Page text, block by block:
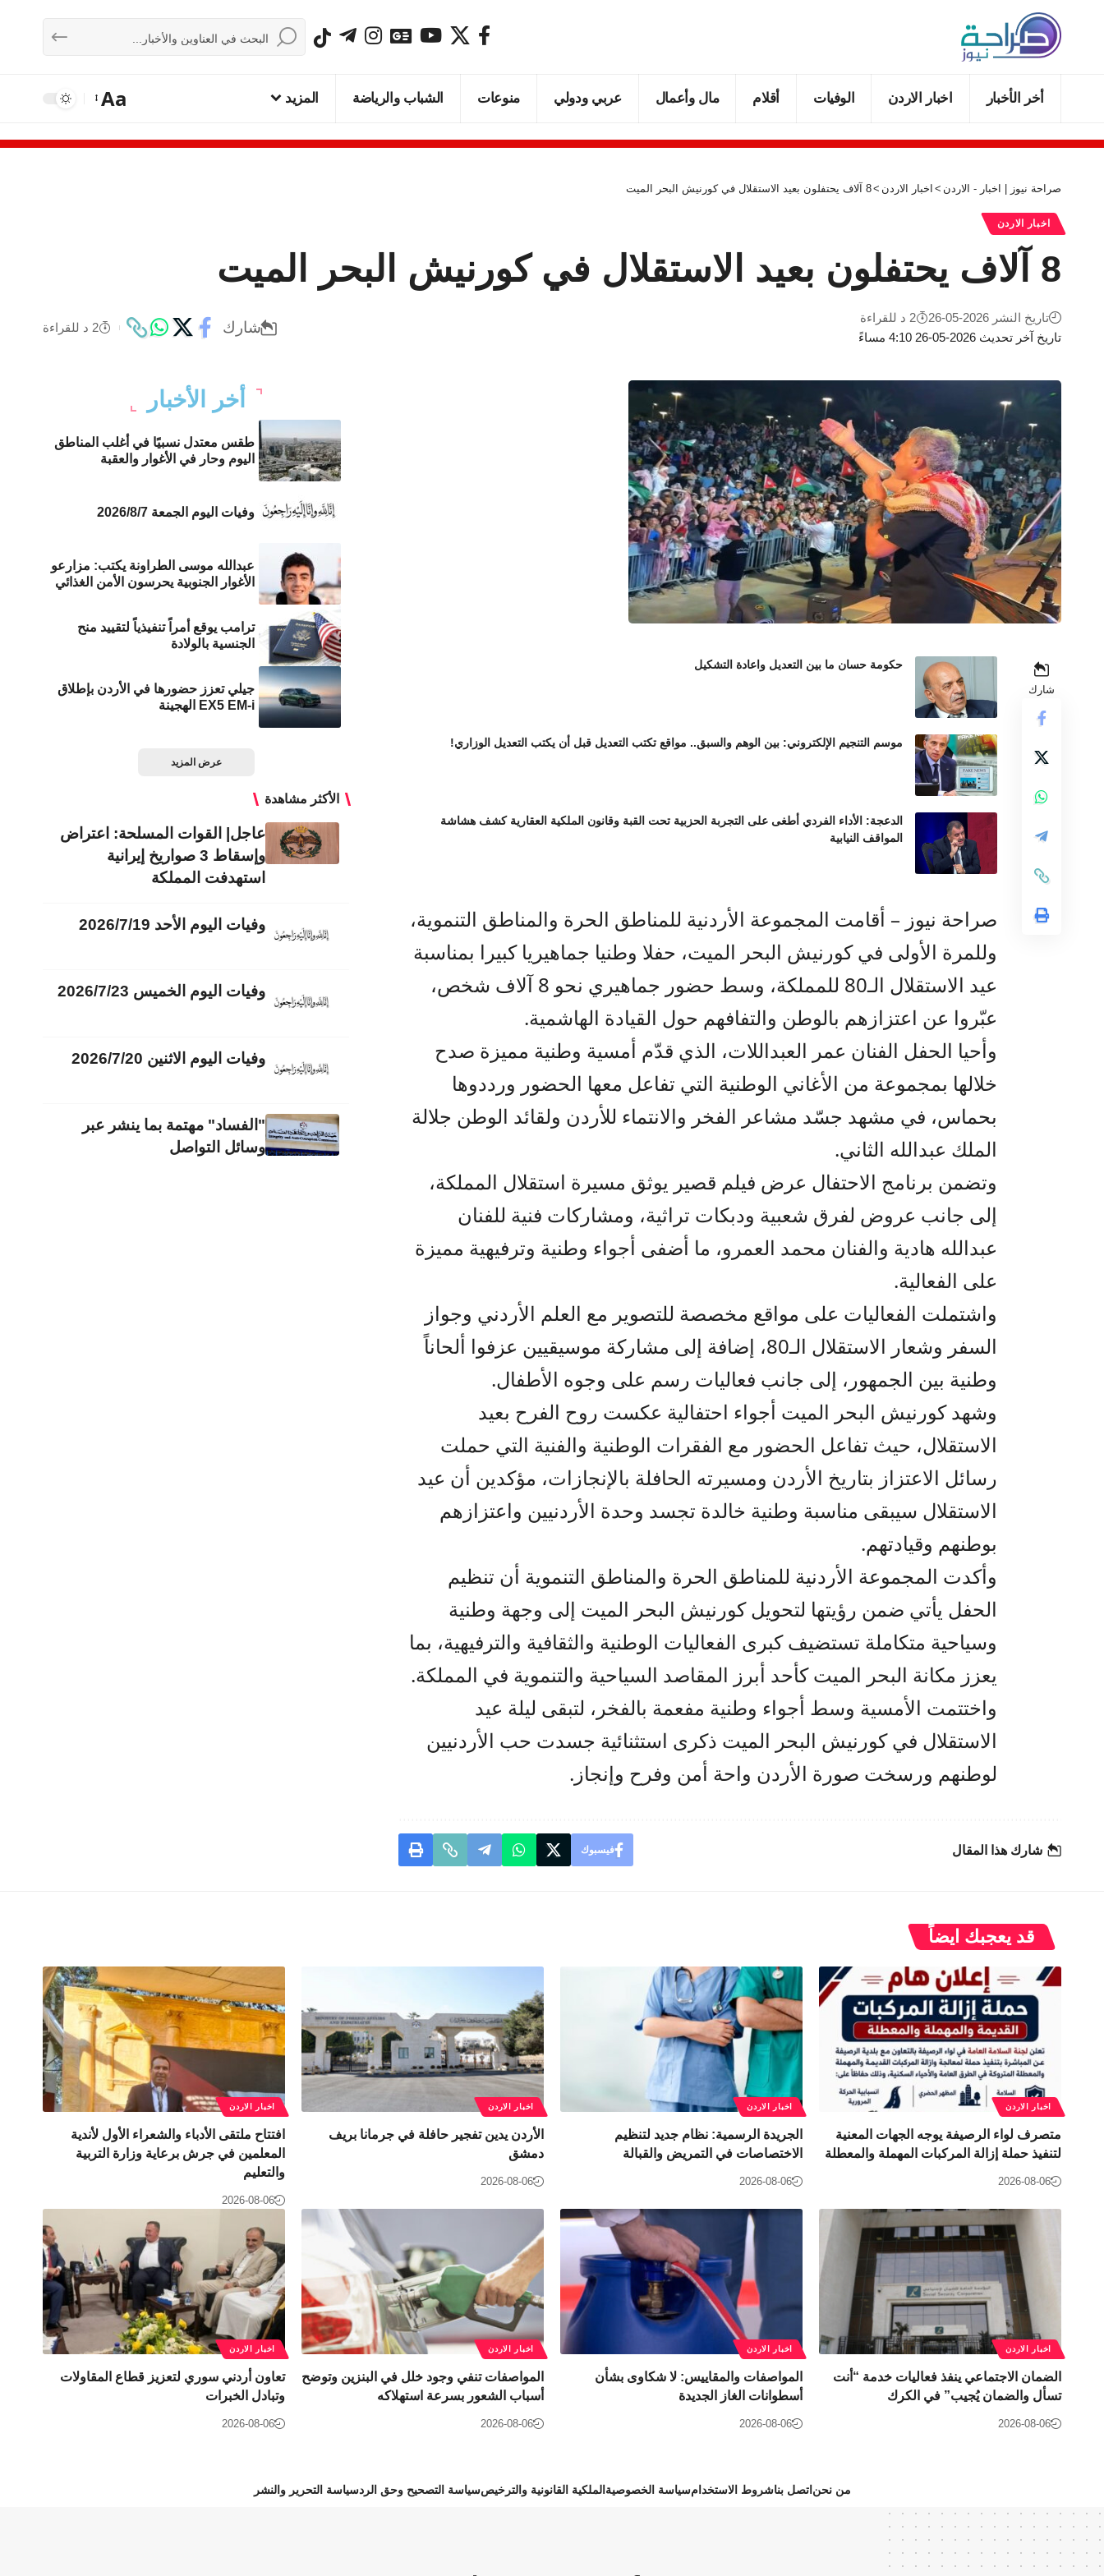
أخر الأخبار اخبار الاردن الوفيات أقلام مال وأعمال عربي ودولي منوعات الشباب والرياضة المزيد Aa
صراحة نيوز | اخبار - الاردن > اخبار الاردن >8 آلاف يحتفلون بعيد الاستقلال في كورنيش البحر الميت
اخبار الاردن
8 آلاف يحتفلون بعيد الاستقلال في كورنيش البحر الميت
تاريخ آخر تحديث 2026-05-26 4:10 مساءً
تاريخ النشر 2026-05-26 2 د للقراءة
شارك 2 د للقراءة
شارك
حكومة حسان ما بين التعديل واعادة التشكيل
موسم التنجيم الإلكتروني: بين الوهم والسبق.. مواقع تكتب التعديل قبل أن يكتب التعديل الوزاري!
الدعجة: الأداء الفردي أطغى على التجربة الحزبية تحت القبة وقانون الملكية العقارية كشف هشاشة
المواقف النيابية
صراحة نيوز – أقامت المجموعة الأردنية للمناطق الحرة والمناطق التنموية،
وللمرة الأولى في كورنيش البحر الميت، حفلا وطنيا جماهيريا كبيرا بمناسبة
عيد الاستقلال الـ80 للمملكة، وسط حضور جماهيري نحو 8 آلاف شخص،
عبّروا عن اعتزازهم بالوطن والتفافهم حول القيادة الهاشمية.
وأحيا الحفل الفنان عمر العبداللات، الذي قدّم أمسية وطنية مميزة صدح
خلالها بمجموعة من الأغاني الوطنية التي تفاعل معها الحضور ورددوها
بحماس، في مشهد جسّد مشاعر الفخر والانتماء للأردن ولقائد الوطن جلالة
الملك عبدالله الثاني.
وتضمن برنامج الاحتفال عرض فيلم قصير يوثق مسيرة استقلال المملكة،
إلى جانب عروض لفرق شعبية ودبكات تراثية، ومشاركات فنية للفنان
عبدالله هادية والفنان محمد العمرو، ما أضفى أجواء وطنية وترفيهية مميزة
على الفعالية.
واشتملت الفعاليات على مواقع مخصصة للتصوير مع العلم الأردني وجواز
السفر وشعار الاستقلال الـ80، إضافة إلى مشاركة موسيقيين عزفوا ألحاناً
وطنية بين الجمهور، إلى جانب فعاليات رسم على وجوه الأطفال.
وشهد كورنيش البحر الميت أجواء احتفالية عكست روح الفرح بعيد
الاستقلال، حيث تفاعل الحضور مع الفقرات الوطنية والفنية التي حملت
رسائل الاعتزاز بتاريخ الأردن ومسيرته الحافلة بالإنجازات، مؤكدين أن عيد
الاستقلال سيبقى مناسبة وطنية خالدة تجسد وحدة الأردنيين واعتزازهم
بوطنهم وقيادتهم.
وأكدت المجموعة الأردنية للمناطق الحرة والمناطق التنموية أن تنظيم
الحفل يأتي ضمن رؤيتها لتحويل كورنيش البحر الميت إلى وجهة وطنية
وسياحية متكاملة تستضيف كبرى الفعاليات الوطنية والثقافية والترفيهية، بما
يعزز مكانة البحر الميت كأحد أبرز المقاصد السياحية والتنموية في المملكة.
واختتمت الأمسية وسط أجواء وطنية مفعمة بالفخر، لتبقى ليلة عيد
الاستقلال في كورنيش البحر الميت ذكرى استثنائية جسدت حب الأردنيين
لوطنهم ورسخت صورة الأردن واحة أمن وفرح وإنجاز.
شارك هذا المقال فيسبوك
أخر الأخبار
طقس معتدل نسبيًا في أغلب المناطق
اليوم وحار في الأغوار والعقبة
وفيات اليوم الجمعة 2026/8/7
عبدالله موسى الطراونة يكتب: مزارعو
الأغوار الجنوبية يحرسون الأمن الغذائي
ترامب يوقع أمراً تنفيذياً لتقييد منح
الجنسية بالولادة
جيلي تعزز حضورها في الأردن بإطلاق
EX5 EM-i الهجينة
عرض المزيد
الأكثر مشاهدة
عاجل| القوات المسلحة: اعتراض
وإسقاط 3 صواريخ إيرانية
استهدفت المملكة
وفيات اليوم الأحد 2026/7/19
وفيات اليوم الخميس 2026/7/23
وفيات اليوم الاثنين 2026/7/20
"الفساد" مهتمة بما ينشر عبر
وسائل التواصل
قد يعجبك ايضاً
اخبار الاردن
متصرف لواء الرصيفة يوجه الجهات المعنية
لتنفيذ حملة إزالة المركبات المهملة والمعطلة
2026-08-06
اخبار الاردن
الجريدة الرسمية: نظام جديد لتنظيم
الاختصاصات في التمريض والقبالة
2026-08-06
اخبار الاردن
الأردن يدين تفجير حافلة في جرمانا بريف
دمشق
2026-08-06
اخبار الاردن
افتتاح ملتقى الأدباء والشعراء الأول لأندية
المعلمين في جرش برعاية وزارة التربية
والتعليم
2026-08-06
اخبار الاردن
الضمان الاجتماعي ينفذ فعاليات خدمة “أنت
تسأل والضمان يُجيب” في الكرك
2026-08-06
اخبار الاردن
المواصفات والمقاييس: لا شكاوى بشأن
أسطوانات الغاز الجديدة
2026-08-06
اخبار الاردن
المواصفات تنفي وجود خلل في البنزين وتوضح
أسباب الشعور بسرعة استهلاكه
2026-08-06
اخبار الاردن
تعاون أردني سوري لتعزيز قطاع المقاولات
وتبادل الخبرات
2026-08-06
من نحن اتصل بناشروط الاستخدامسياسة الخصوصية الملكية القانونية والترخيصسياسة التصحيح وحق الردسياسة التحرير والنشر